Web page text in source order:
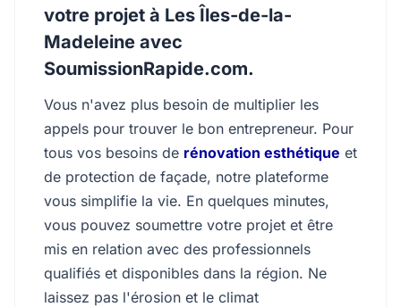
votre projet à Les Îles-de-la-
Madeleine avec
SoumissionRapide.com.
Vous n'avez plus besoin de multiplier les
appels pour trouver le bon entrepreneur. Pour
tous vos besoins de rénovation esthétique et
de protection de façade, notre plateforme
vous simplifie la vie. En quelques minutes,
vous pouvez soumettre votre projet et être
mis en relation avec des professionnels
qualifiés et disponibles dans la région. Ne
laissez pas l'érosion et le climat